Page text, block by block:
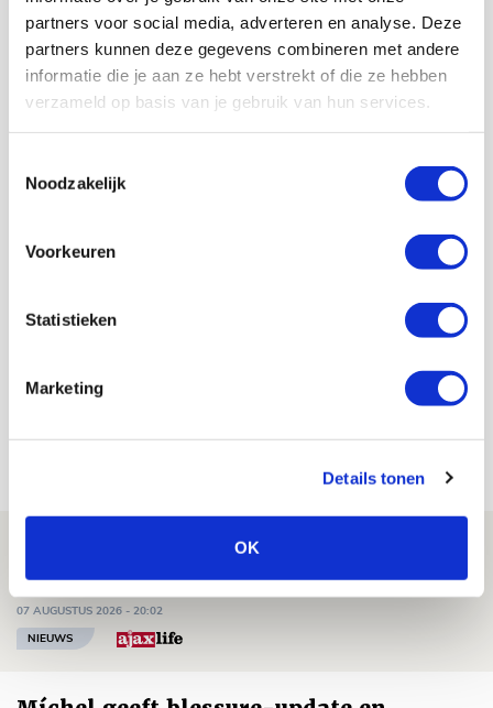
partners voor social media, adverteren en analyse. Deze
partners kunnen deze gegevens combineren met andere
informatie die je aan ze hebt verstrekt of die ze hebben
verzameld op basis van je gebruik van hun services.
Noodzakelijk
Voorkeuren
Statistieken
Marketing
Details tonen
OK
moe van te worden, maar je raakt eraan gewend.
Ik denk terug aan Farioli die na de klassieker als een
volksmenner uit een bus hangt. “These guys give their
lives for you! ”
Ja, maar in Riga even niet.
Brandt: ‘Ajax en Cruijff bleven door
mijn hoofd spoken’
07 AUGUSTUS 2026 - 20:02
NIEUWS